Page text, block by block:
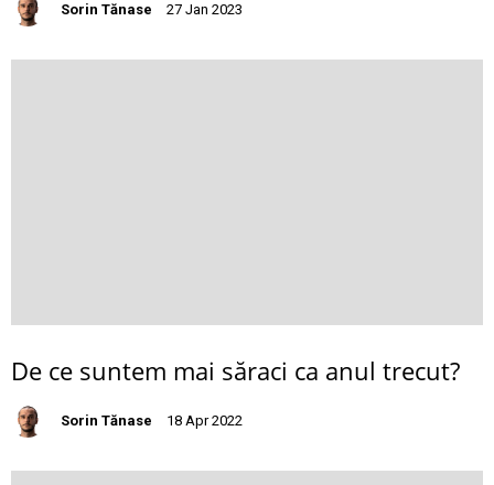
Sorin Tănase 27 Jan 2023
De ce suntem mai săraci ca anul trecut?
Sorin Tănase 18 Apr 2022